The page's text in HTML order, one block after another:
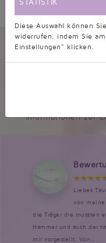
9,5/
Informationen zur
Liebes
von
die Träger die mussten
Hammer und auch der
mir vorgestellt. Von...
STATISTIK
Diese Auswahl können
widerrufen, indem Sie
Einstellungen" klicken.